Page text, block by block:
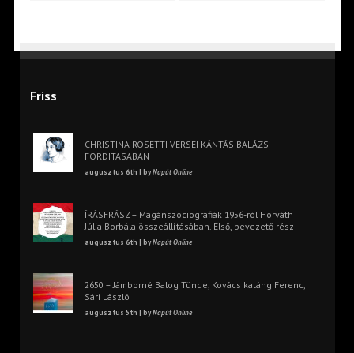
Friss
CHRISTINA ROSETTI VERSEI KÁNTÁS BALÁZS
FORDÍTÁSÁBAN
augusztus 6th | byNapút Online
ÍRÁSFRÁSZ – Magánszociográfiák 1956-ról Horváth
Júlia Borbála összeállításában. Első, bevezető rész
augusztus 6th | byNapút Online
2650 – Jámborné Balog Tünde, Kovács katáng Ferenc,
Sári László
augusztus 5th | byNapút Online